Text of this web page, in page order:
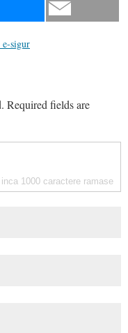
e-sigur
Required fields are
inca 1000 caractere ramase